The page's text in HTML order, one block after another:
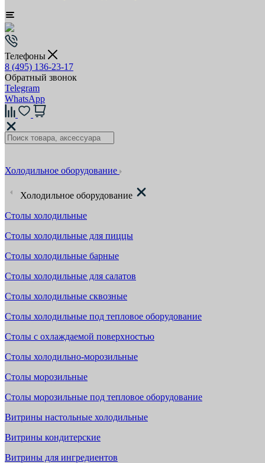
Телефоны
8 (495) 136-23-17
Обратный звонок
Telegram
WhatsApp
Холодильное оборудование
Холодильное оборудование
Столы холодильные
Столы холодильные для пиццы
Столы холодильные барные
Столы холодильные для салатов
Столы холодильные сквозные
Столы холодильные под тепловое оборудование
Столы с охлаждаемой поверхностью
Столы холодильно-морозильные
Столы морозильные
Столы морозильные под тепловое оборудование
Витрины настольные холодильные
Витрины кондитерские
Витрины для ингредиентов